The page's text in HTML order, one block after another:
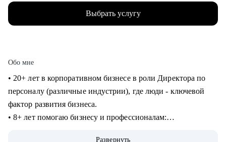
Выбрать услугу
Обо мне
• 20+ лет в корпоративном бизнесе в роли Директора по
персоналу (различные индустрии), где люди - ключевой
фактор развития бизнеса.
• 8+ лет помогаю бизнесу и профессионалам:
Развернуть